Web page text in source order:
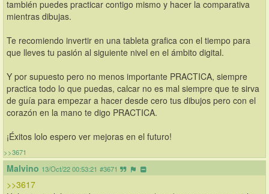
también puedes practicar contigo mismo y hacer la comparativa
mientras dibujas.
Te recomiendo invertir en una tableta grafica con el tiempo para
que lleves tu pasión al siguiente nivel en el ámbito digital.
Y por supuesto pero no menos importante PRACTICA, siempre
practica todo lo que puedas, calcar no es mal siempre que te sirva
de guía para empezar a hacer desde cero tus dibujos pero con el
corazón en la mano te digo PRACTICA.
¡Éxitos lolo espero ver mejoras en el futuro!
>>3671
Malvino 13/Oct/22 00:53:21 #3671
>>3617